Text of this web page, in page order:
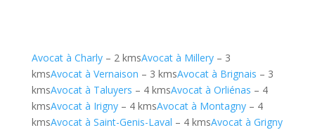
Avocat à Charly– 2 kmsAvocat à Millery– 3
kmsAvocat à Vernaison – 3 kmsAvocat à Brignais – 3
kmsAvocat à Taluyers – 4 kmsAvocat à Orliénas – 4
kmsAvocat à Irigny– 4 kmsAvocat à Montagny– 4
kmsAvocat à Saint-Genis-Laval – 4 kmsAvocat à Grigny